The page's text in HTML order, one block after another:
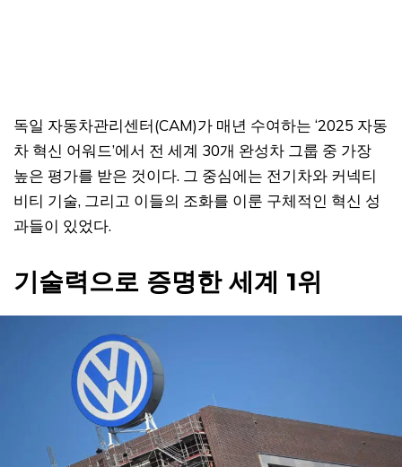
독일 자동차관리센터(CAM)가 매년 수여하는 ‘2025 자동
차 혁신 어워드’에서 전 세계 30개 완성차 그룹 중 가장
높은 평가를 받은 것이다. 그 중심에는 전기차와 커넥티
비티 기술, 그리고 이들의 조화를 이룬 구체적인 혁신 성
과들이 있었다.
기술력으로 증명한 세계 1위